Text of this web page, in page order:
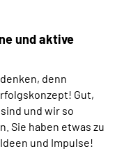
und aktive
denn
Gut,
und wir so
Sie haben etwas zu
und Impulse!